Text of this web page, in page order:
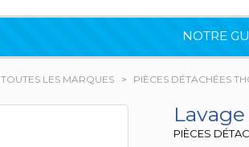
NOTRE
TOUTES LES MARQUES PIÈCES DÉTACHÉES
Lavage
PIÈCES